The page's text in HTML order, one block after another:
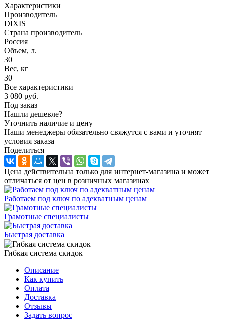
Характеристики
Производитель
DIXIS
Страна производитель
Россия
Объем, л.
30
Вес, кг
30
Все характеристики
3 080 руб.
Под заказ
Нашли дешевле?
Уточнить наличие и цену
Наши менеджеры обязательно свяжутся с вами и уточнят
условия заказа
Поделиться
Цена действительна только для интернет-магазина и может
отличаться от цен в розничных магазинах
Работаем под ключ по адекватным ценам
Грамотные специалисты
Быстрая доставка
Гибкая система скидок
Описание
Как купить
Оплата
Доставка
Отзывы
Задать вопрос